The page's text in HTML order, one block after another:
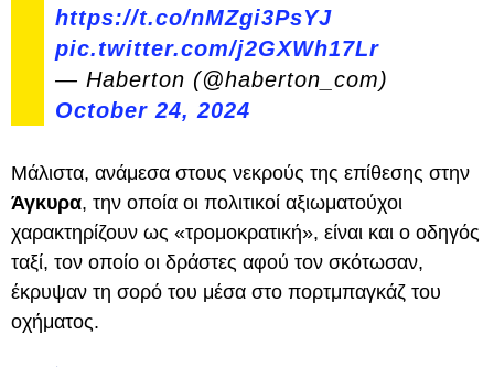
https://t.co/nMZgi3PsYJ
pic.twitter.com/j2GXWh17Lr
— Haberton (@haberton_com)
October 24, 2024
Μάλιστα, ανάμεσα στους νεκρούς της επίθεσης στην
Άγκυρα, την οποία οι πολιτικοί αξιωματούχοι
χαρακτηρίζουν ως «τρομοκρατική», είναι και ο οδηγός
ταξί, τον οποίο οι δράστες αφού τον σκότωσαν,
έκρυψαν τη σορό του μέσα στο πορτμπαγκάζ του
οχήματος.